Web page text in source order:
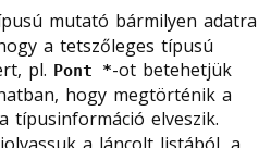
mutató bármilyen adatra
a tetszőleges típusú
pl. Pont *-ot betehetjük
hogy megtörténik a
típusinformáció elveszik.